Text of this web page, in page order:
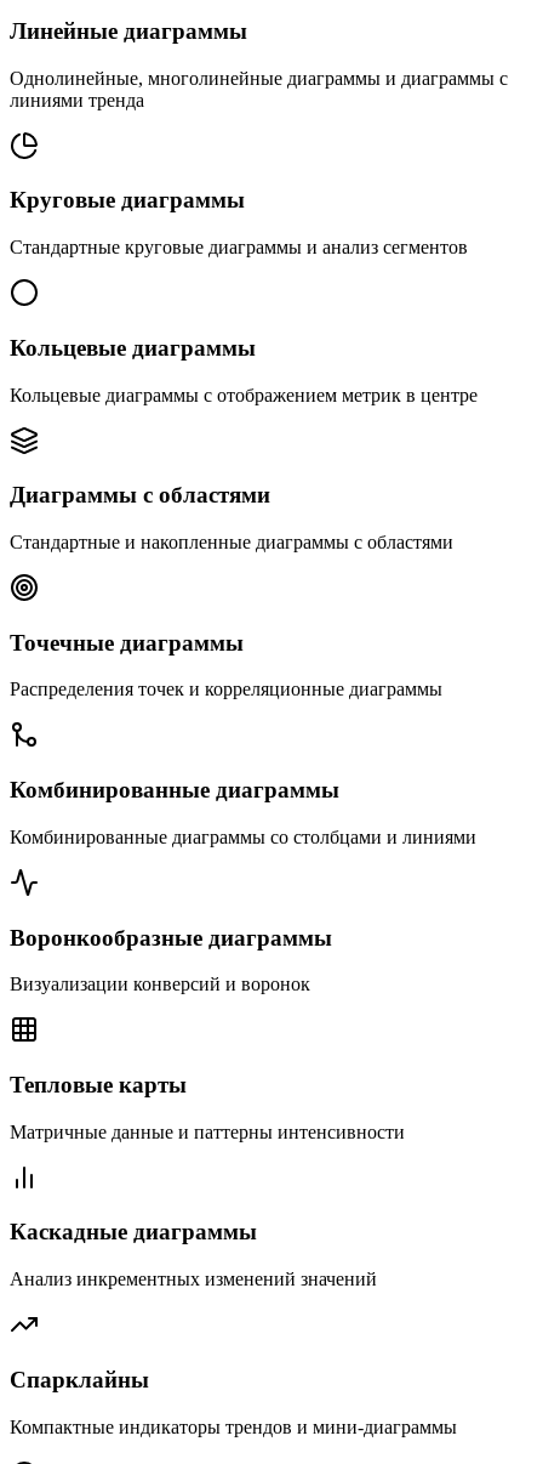
Линейные диаграммы
Однолинейные, многолинейные диаграммы и диаграммы с
линиями тренда
Круговые диаграммы
Стандартные круговые диаграммы и анализ сегментов
Кольцевые диаграммы
Кольцевые диаграммы с отображением метрик в центре
Диаграммы с областями
Стандартные и накопленные диаграммы с областями
Точечные диаграммы
Распределения точек и корреляционные диаграммы
Комбинированные диаграммы
Комбинированные диаграммы со столбцами и линиями
Воронкообразные диаграммы
Визуализации конверсий и воронок
Тепловые карты
Матричные данные и паттерны интенсивности
Каскадные диаграммы
Анализ инкрементных изменений значений
Спарклайны
Компактные индикаторы трендов и мини-диаграммы